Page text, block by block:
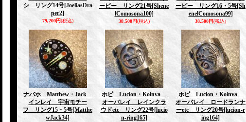
シ リング14号[JoeliasDra
per2]
79,200円(税込)
ーピー リング21号[Shene
lComosona100]
38,500円(税込)
ーピー リング16・5号[Sh
enelComosona99]
38,500円(税込)
ナバホ Matthew・Jack
インレイ 宇宙モチー
フ リング15・5号[Matthe
wJack34]
ホピ Lucion・Koinva
オーバレイ レインクラ
ウドetc リング22号[lucio
n-ring165]
ホピ Lucion・Koinva
オーバレイ ロードランナ
ーetc リング20号[lucion-r
ing164]